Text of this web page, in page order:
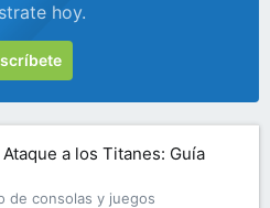
hoy.
a los Titanes: Guía
de consolas y juegos